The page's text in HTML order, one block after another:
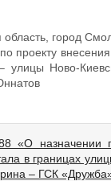
город
проекту
улицы Ново-
назначении
в границах
– ГСК